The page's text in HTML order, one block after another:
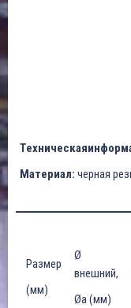
Материал: черная
Размер
(мм)
Ø
внешний,
Øa (мм)